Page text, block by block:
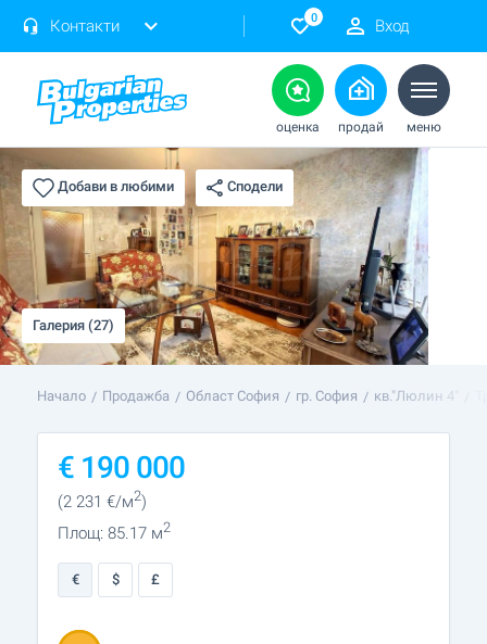
Контакти 0 Вход
оценка продай меню
Добави в любими Сподели
Галерия (27)
Начало Продажба Област София гр. София кв."Люлин 4"
€ 190 000
(2 231 €/м2)
Площ: 85.17 м2
€ $ £